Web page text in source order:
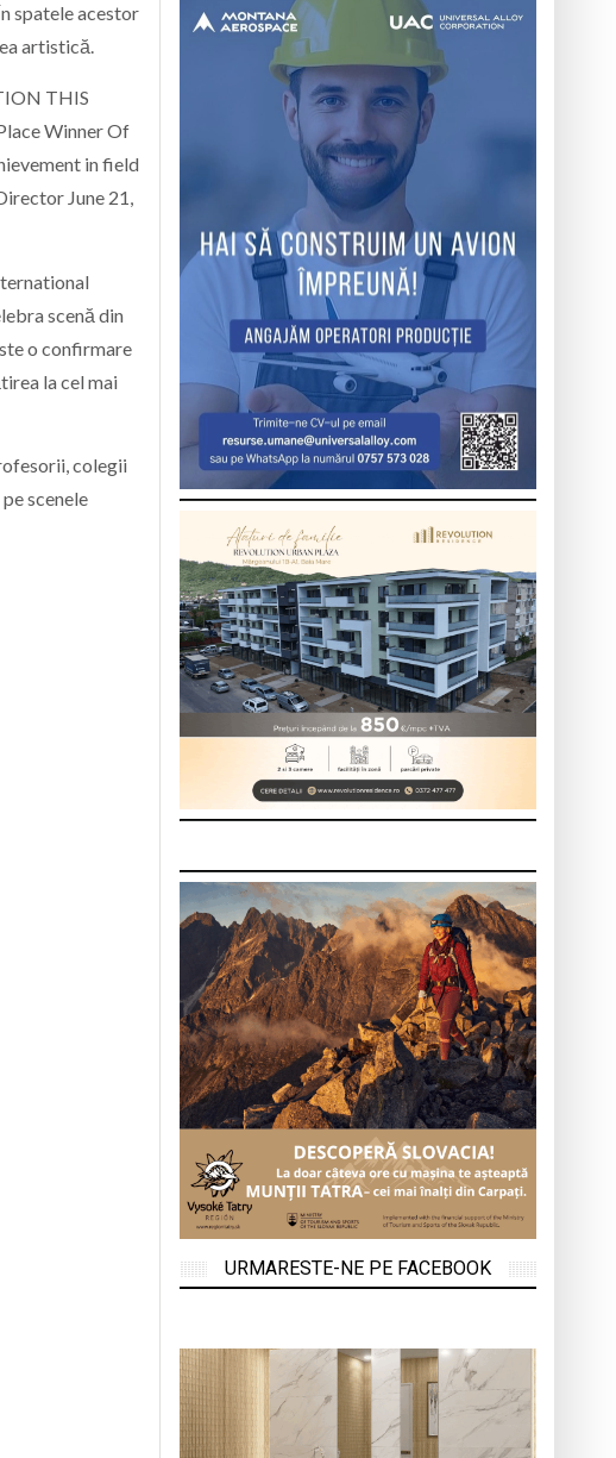
spatele acestor
artistică.
scenă din
o confirmare
la cel mai
colegii
scenele
URMARESTE-NE PE FACEBOOK